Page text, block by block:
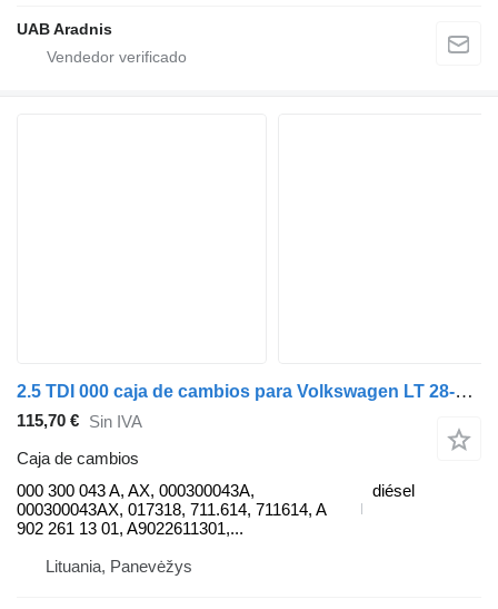
UAB Aradnis
2.5 TDI 000 caja de cambios para Volkswagen LT 28-35 II Minibus / passenger (2DB, 2DE, 2DK) coche
115,70 € Sin IVA
Caja de cambios
000 300 043 A, AX, 000300043A,
000300043AX, 017318, 711.614, 711614, A
902 261 13 01, A9022611301,...
diésel
Lituania, Panevėžys